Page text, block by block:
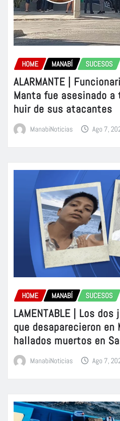
HOME MANABÍ SUCESOS
ALARMANTE |
Manta fue asesinado
huir de sus atacantes
ManabiNoticias Ago 7,
HOME MANABÍ SUCESOS
LAMENTABLE | Los
que desaparecieron en
hallados muertos en
ManabiNoticias Ago 7,